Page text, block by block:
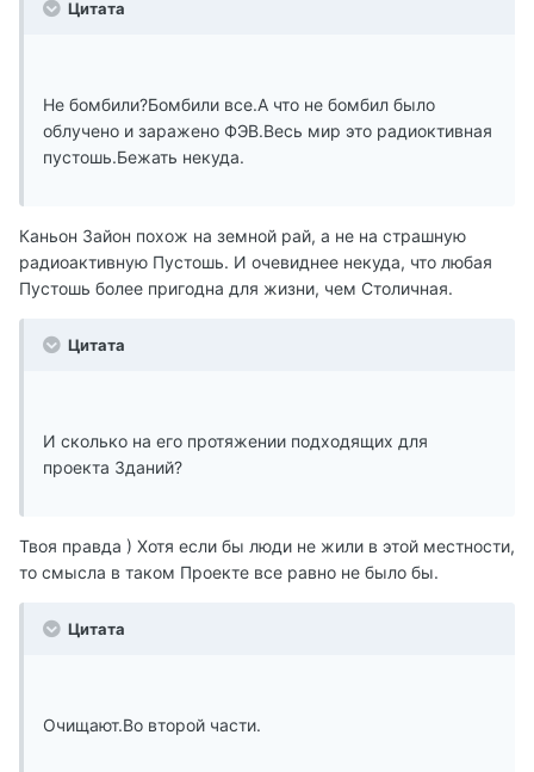
Цитата
Не бомбили?Бомбили все.А что не бомбил было
облучено и заражено ФЭВ.Весь мир это радиоктивная
пустошь.Бежать некуда.
Каньон Зайон похож на земной рай, а не на страшную
радиоактивную Пустошь. И очевиднее некуда, что любая
Пустошь более пригодна для жизни, чем Столичная.
Цитата
И сколько на его протяжении подходящих для
проекта Зданий?
Твоя правда ) Хотя если бы люди не жили в этой местности,
то смысла в таком Проекте все равно не было бы.
Цитата
Очищают.Во второй части.